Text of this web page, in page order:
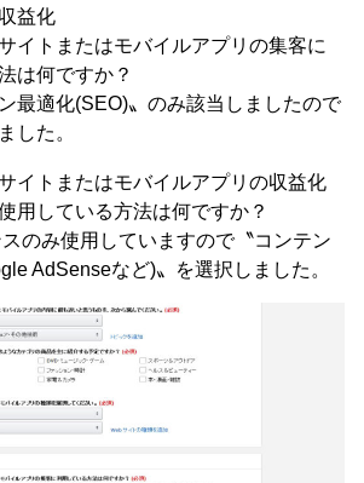
益化
イトまたはモバイルアプリの集客に
は何ですか？
最適化(SEO)〟のみ該当しましたので
した。
イトまたはモバイルアプリの収益化
用している方法は何ですか？
のみ使用していますので〝コンテン
AdSenseなど)〟を選択しました。